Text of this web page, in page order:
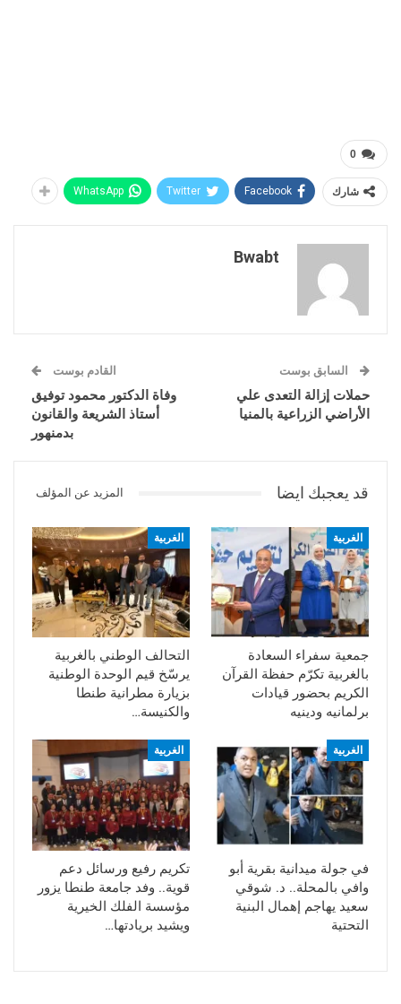
0
شارك Facebook
Twitter
WhatsApp
Bwabt
السابق بوست
حملات إزالة التعدى علي
الأراضي الزراعية بالمنيا
القادم بوست
وفاة الدكتور محمود توفيق
أستاذ الشريعة والقانون
بدمنهور
قد يعجبك ايضا المزيد عن المؤلف
الغربية
جمعية سفراء السعادة
بالغربية تكرّم حفظة القرآن
الكريم بحضور قيادات
برلمانيه ودينيه
الغربية
التحالف الوطني بالغربية
يرسّخ قيم الوحدة الوطنية
بزيارة مطرانية طنطا
والكنيسة…
الغربية
في جولة ميدانية بقرية أبو
وافي بالمحلة.. د. شوقي
سعيد يهاجم إهمال البنية
التحتية
الغربية
تكريم رفيع ورسائل دعم
قوية.. وفد جامعة طنطا يزور
مؤسسة الفلك الخيرية
ويشيد بريادتها…